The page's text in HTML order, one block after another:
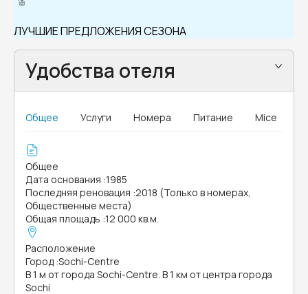
ЛУЧШИЕ ПРЕДЛОЖЕНИЯ СЕЗОНА
Удобства отеля
Общее Услуги Номера Питание Mice
Общее
Дата основания :1985
Последняя реновация :2018 (Только в номерах,
Общественные места)
Общая площадь :12 000 кв.м.
Расположение
Город :Sochi-Centre
В 1 м от города Sochi-Centre. В 1 км от центра города
Sochi